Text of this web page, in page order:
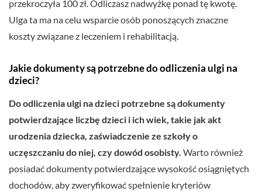
przekroczyła 100 zł. Odliczasz nadwyżkę ponad tę kwotę.
Ulga ta ma na celu wsparcie osób ponoszących znaczne
koszty związane z leczeniem i rehabilitacją.
Jakie dokumenty są potrzebne do odliczenia ulgi na
dzieci?
Do odliczenia ulgi na dzieci potrzebne są dokumenty
potwierdzające liczbę dzieci i ich wiek, takie jak akt
urodzenia dziecka, zaświadczenie ze szkoły o
uczęszczaniu do niej, czy dowód osobisty. Warto również
posiadać dokumenty potwierdzające wysokość osiągniętych
dochodów, aby zweryfikować spełnienie kryteriów